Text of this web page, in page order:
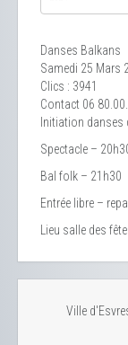
Danses Balkans
Samedi 25 Mars
Clics : 3941
Contact 06
Initiation danses
Spectacle –
Bal folk – 21h30
Entrée libre –
Lieu salle des
Ville